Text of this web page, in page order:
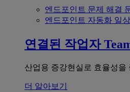
엔드포인트 문제 해결
엔드포인트 자동화 일
연결된 작업자
산업용 증강현실로 효율성을
더 알아보기